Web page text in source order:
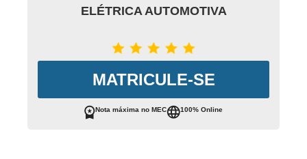
ELÉTRICA AUTOMOTIVA
MATRICULE-SE
Nota máxima no MEC 100% Online